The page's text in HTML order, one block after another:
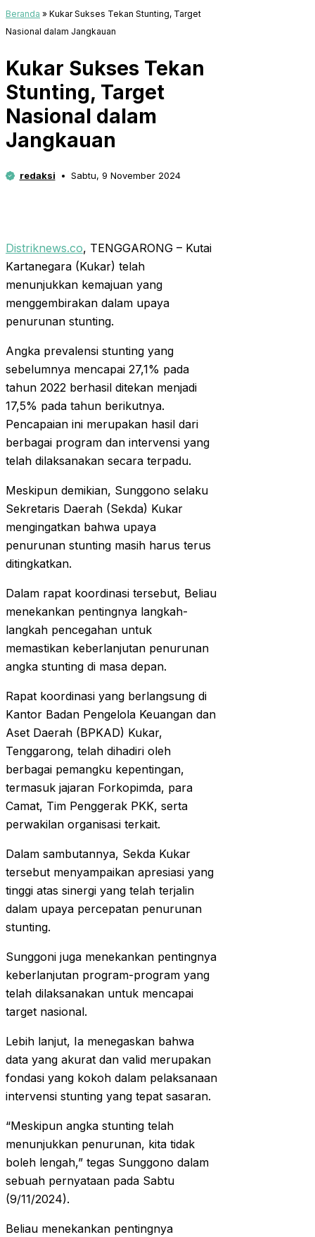
Beranda » Kukar Sukses Tekan Stunting, Target
Nasional dalam Jangkauan
Kukar Sukses Tekan
Stunting, Target
Nasional dalam
Jangkauan
redaksi Sabtu, 9 November 2024
Distriknews.co, TENGGARONG – Kutai
Kartanegara (Kukar) telah
menunjukkan kemajuan yang
menggembirakan dalam upaya
penurunan stunting.
Angka prevalensi stunting yang
sebelumnya mencapai 27,1% pada
tahun 2022 berhasil ditekan menjadi
17,5% pada tahun berikutnya.
Pencapaian ini merupakan hasil dari
berbagai program dan intervensi yang
telah dilaksanakan secara terpadu.
Meskipun demikian, Sunggono selaku
Sekretaris Daerah (Sekda) Kukar
mengingatkan bahwa upaya
penurunan stunting masih harus terus
ditingkatkan.
Dalam rapat koordinasi tersebut, Beliau
menekankan pentingnya langkah-
langkah pencegahan untuk
memastikan keberlanjutan penurunan
angka stunting di masa depan.
Rapat koordinasi yang berlangsung di
Kantor Badan Pengelola Keuangan dan
Aset Daerah (BPKAD) Kukar,
Tenggarong, telah dihadiri oleh
berbagai pemangku kepentingan,
termasuk jajaran Forkopimda, para
Camat, Tim Penggerak PKK, serta
perwakilan organisasi terkait.
Dalam sambutannya, Sekda Kukar
tersebut menyampaikan apresiasi yang
tinggi atas sinergi yang telah terjalin
dalam upaya percepatan penurunan
stunting.
Sunggoni juga menekankan pentingnya
keberlanjutan program-program yang
telah dilaksanakan untuk mencapai
target nasional.
Lebih lanjut, Ia menegaskan bahwa
data yang akurat dan valid merupakan
fondasi yang kokoh dalam pelaksanaan
intervensi stunting yang tepat sasaran.
“Meskipun angka stunting telah
menunjukkan penurunan, kita tidak
boleh lengah,” tegas Sunggono dalam
sebuah pernyataan pada Sabtu
(9/11/2024).
Beliau menekankan pentingnya